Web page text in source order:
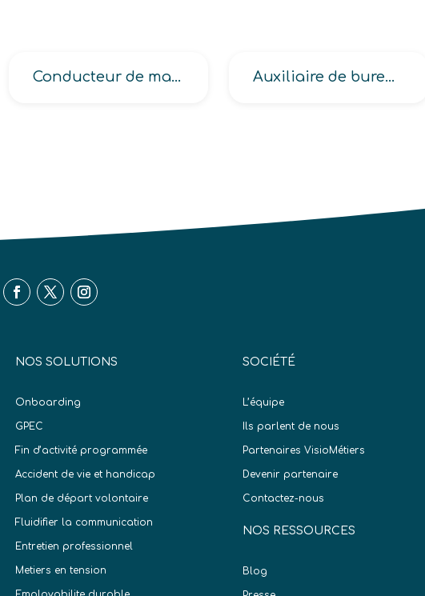
Conducteur de machines (à imprimer par jet de couleur ou pulvérisation, de flocage en industrie textile) Auxiliaire de bureau
NOS SOLUTIONS
Onboarding
GPEC
Fin d’activité programmée
Accident de vie et handicap
Plan de départ volontaire
Fluidifier la communication
Entretien professionnel
Metiers en tension
SOCIÉTÉ
L’équipe
Ils parlent de nous
Partenaires VisioMétiers
Devenir partenaire
Contactez-nous
NOS RESSOURCES
Blog